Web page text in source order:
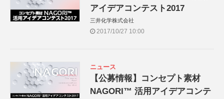
アイデアコンテスト2017
三井化学株式会社
2017/10/27 10:00
ニュース
【公募情報】コンセプト素材
NAGORI™ 活用アイデアコンテ